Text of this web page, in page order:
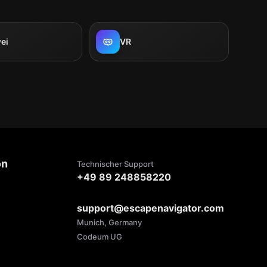
VR
Technischer Support
+49 89 248858220
support@escapenavigator.com
Munich, Germany
Codeum UG